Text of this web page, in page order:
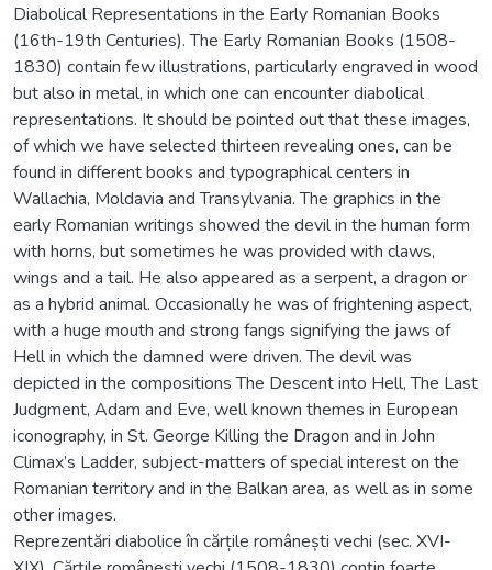
Diabolical Representations in the Early Romanian Books
(16th-19th Centuries). The Early Romanian Books (1508-
1830) contain few illustrations, particularly engraved in wood
but also in metal, in which one can encounter diabolical
representations. It should be pointed out that these images,
of which we have selected thirteen revealing ones, can be
found in different books and typographical centers in
Wallachia, Moldavia and Transylvania. The graphics in the
early Romanian writings showed the devil in the human form
with horns, but sometimes he was provided with claws,
wings and a tail. He also appeared as a serpent, a dragon or
as a hybrid animal. Occasionally he was of frightening aspect,
with a huge mouth and strong fangs signifying the jaws of
Hell in which the damned were driven. The devil was
depicted in the compositions The Descent into Hell, The Last
Judgment, Adam and Eve, well known themes in European
iconography, in St. George Killing the Dragon and in John
Climax’s Ladder, subject-matters of special interest on the
Romanian territory and in the Balkan area, as well as in some
other images.
Reprezentări diabolice în cărțile românești vechi (sec. XVI-